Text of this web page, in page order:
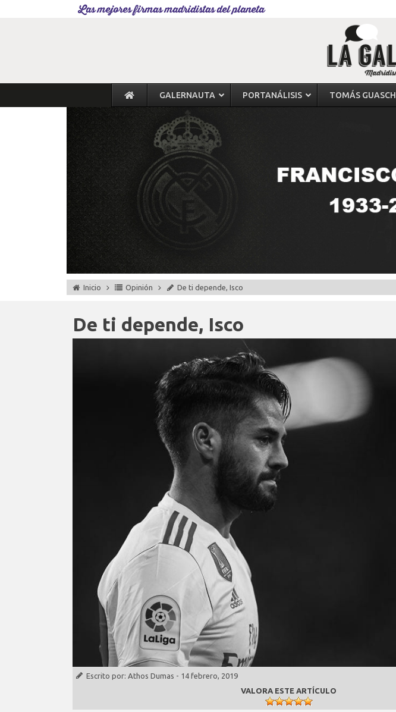
Las mejores firmas madridistas del planeta
GALERNAUTA PORTANÁLISIS TOMÁS GUASCH
Inicio Opinión De ti depende, Isco
De ti depende, Isco
Escrito por: Athos Dumas - 14 febrero, 2019
VALORA ESTE ARTÍCULO